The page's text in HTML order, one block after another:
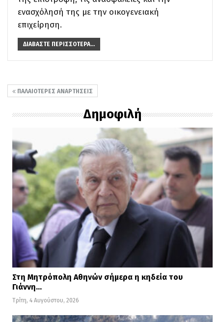
ενασχόλησή της με την οικογενειακή
επιχείρηση.
ΔΙΑΒΆΣΤΕ ΠΕΡΙΣΣΌΤΕΡΑ...
ΠΑΛΑΙΌΤΕΡΕΣ ΑΝΑΡΤΉΣΕΙΣ
Δημοφιλή
Στη Μητρόπολη Αθηνών σήμερα η κηδεία του
Γιάννη…
Τρίτη, 4 Αυγούστου, 2026